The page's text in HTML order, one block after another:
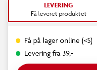
LEVERING
Få leveret produktet
Få på lager online (<5)
Levering fra 39,-